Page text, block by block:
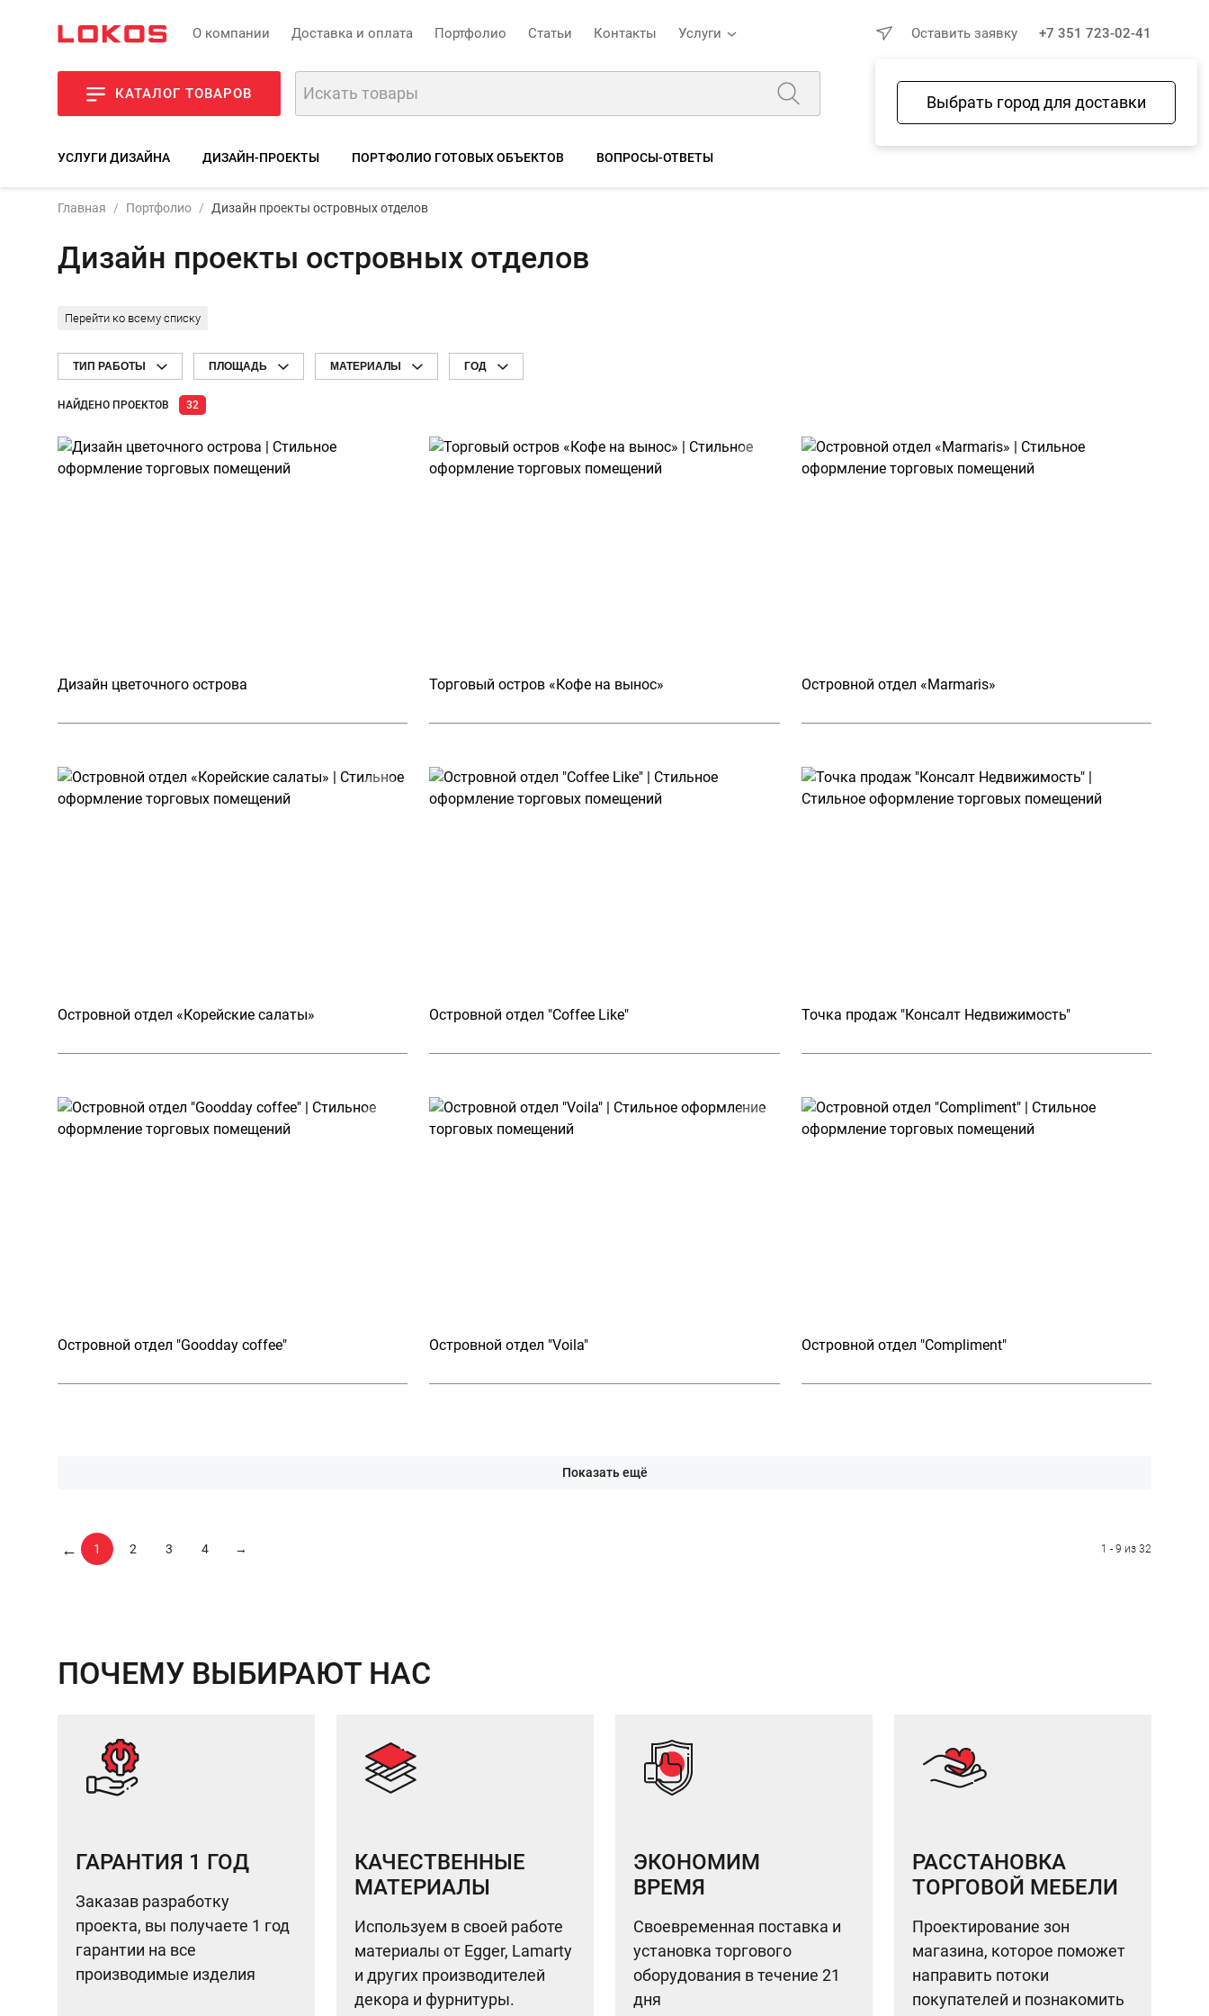
О компании Доставка и оплата Портфолио Статьи Контакты Услуги
Выбрать город для доставки
Оставить заявку +7 351 723-02-41
КАТАЛОГ ТОВАРОВ
Избранное Сравнение Корзина
УСЛУГИ ДИЗАЙНА ДИЗАЙН-ПРОЕКТЫ ПОРТФОЛИО ГОТОВЫХ ОБЪЕКТОВ ВОПРОСЫ-ОТВЕТЫ
Главная Портфолио Дизайн проекты островных отделов
Дизайн проекты островных отделов
Перейти ко всему списку
ТИП РАБОТЫ ПЛОЩАДЬ МАТЕРИАЛЫ ГОД
НАЙДЕНО ПРОЕКТОВ 32
Дизайн цветочного острова Торговый остров «Кофе на вынос» Островной отдел «Marmaris»
Островной отдел «Корейские салаты» Островной отдел "Coffee Like" Точка продаж "Консалт Недвижимость"
Островной отдел "Goodday coffee" Островной отдел "Voila" Островной отдел "Compliment"
Показать ещё
1 - 9 из 32
← 1 2 3 4 →
ПОЧЕМУ ВЫБИРАЮТ НАС
ГАРАНТИЯ 1 ГОД
Заказав разработку
проекта, вы получаете 1 год
гарантии на все
производимые изделия
КАЧЕСТВЕННЫЕ
МАТЕРИАЛЫ
Используем в своей работе
материалы от Egger, Lamarty
и других производителей
декора и фурнитуры.
ЭКОНОМИМ
ВРЕМЯ
Своевременная поставка и
установка торгового
оборудования в течение 21
дня
РАССТАНОВКА
ТОРГОВОЙ МЕБЕЛИ
Проектирование зон
магазина, которое поможет
направить потоки
покупателей и познакомить